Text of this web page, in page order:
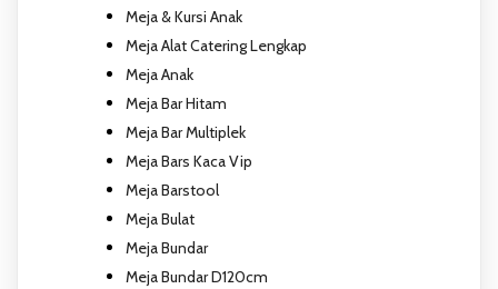
Meja & Kursi Anak
Meja Alat Catering Lengkap
Meja Anak
Meja Bar Hitam
Meja Bar Multiplek
Meja Bars Kaca Vip
Meja Barstool
Meja Bulat
Meja Bundar
Meja Bundar D120cm